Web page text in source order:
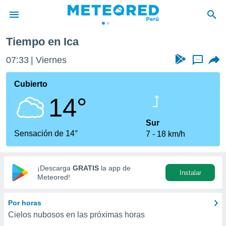
de
ha sido
que se
calidad.
a este
las
y
digital
basada
Tiempo en Ica
07:33 Viernes ...
Cubierto
14°
Sensación de 14°
Sur
7
18 km/h
¡Descarga GRATIS la app de
Meteored!
Instalar
Por horas
Cielos nubosos en las próximas horas